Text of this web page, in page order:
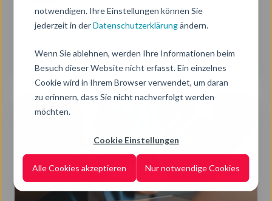
notwendigen. Ihre Einstellungen können Sie
jederzeit in derDatenschutzerklärungändern.
Wenn Sie ablehnen, werden Ihre Informationen beim
Besuch dieser Website nicht erfasst. Ein einzelnes
Cookie wird in Ihrem Browser verwendet, um daran
zu erinnern, dass Sie nicht nachverfolgt werden
möchten.
Cookie Einstellungen
Alle Cookies akzeptieren Nur notwendige Cookies
Power BI Update Februar 2026
Dienstag, 17. Februar 2026 3 Min. Lesezeit
Power
Jänner
2026